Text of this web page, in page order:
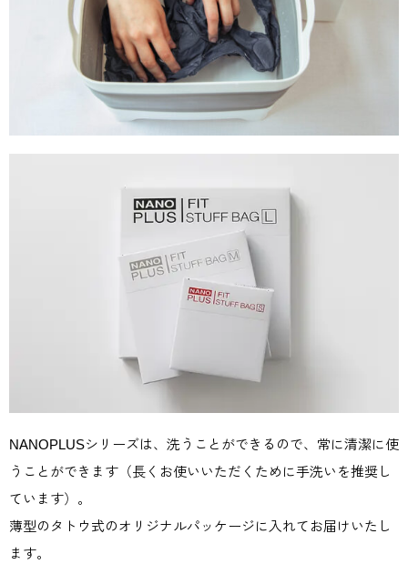
NANOPLUSシリーズは、洗うことができるので、常に清潔に使
うことができます（長くお使いいただくために手洗いを推奨し
ています）。
薄型のタトウ式のオリジナルパッケージに入れてお届けいたし
ます。